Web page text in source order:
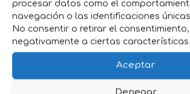
procesar datos como el
navegación o las identificaciones
No consentir o retirar el
negativamente a ciertas características
Aceptar
aspecto pintoresco y único.
En general, las Gallinas Pinta
a ser de tamaño mediano a
cuerpos compactos y
Son conocidas por su producción